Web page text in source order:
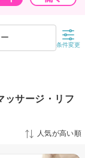
条件変更
ッサージ・リフ
人気が高い順